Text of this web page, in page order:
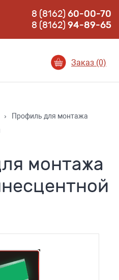
8 (8162)60-00-70
8 (8162)94-89-65
Заказ (0)
›
Профиль для монтажа
монтажа